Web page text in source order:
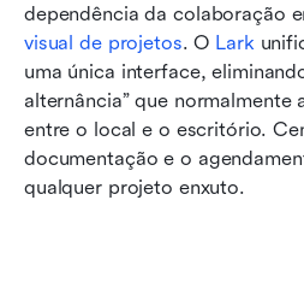
dependência da colaboração
visual de projetos. O Lark
uma única interface,
alternância” que normalmente
entre o local e o escritório.
documentação e o
qualquer projeto enxuto.